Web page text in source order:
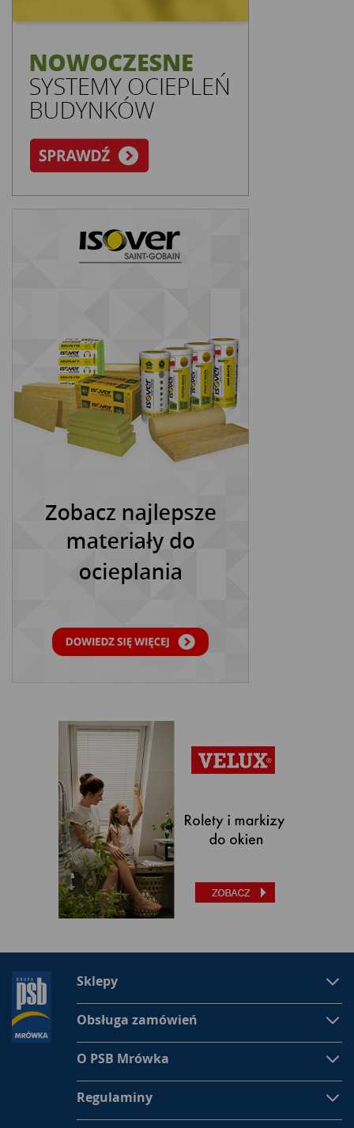
Sklepy
Obsługa zamówień
O PSB Mrówka
Regulaminy